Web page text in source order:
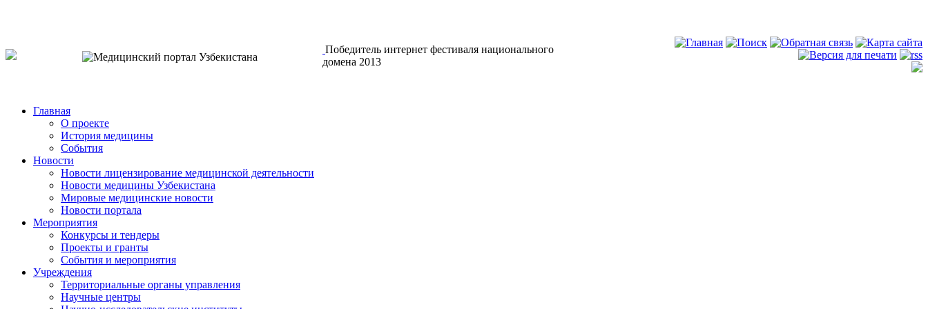
Победитель интернет фестиваля национального
домена 2013
Главная
О проекте
История медицины
События
Новости
Новости лицензирование медицинской деятельности
Новости медицины Узбекистана
Мировые медицинские новости
Новости портала
Мероприятия
Конкурсы и тендеры
Проекты и гранты
События и мероприятия
Учреждения
Территориальные органы управления
Научные центры